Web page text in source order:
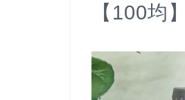
【100均】